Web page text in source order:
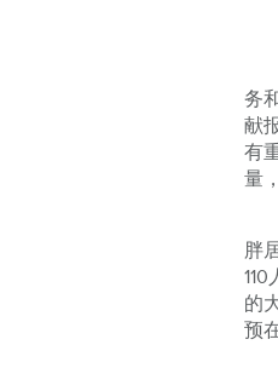
务
献
有
量
胖
的
预